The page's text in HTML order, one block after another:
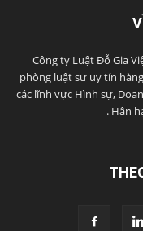
Công ty Luật Đỗ Gia
phòng luật sư uy tín
các lĩnh vực Hình sự,
. Hân